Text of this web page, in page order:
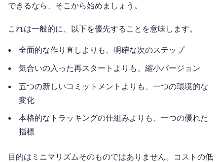
できるなら、そこから始めましょう。
これは一般的に、以下を優先することを意味します。
全面的な作り直しよりも、明確な次のステップ
気合いの入った再スタートよりも、縮小バージョン
五つの新しいコミットメントよりも、一つの環境的な
変化
本格的なトラッキングの仕組みよりも、一つの優れた
指標
目的はミニマリズムそのものではありません。コストの低